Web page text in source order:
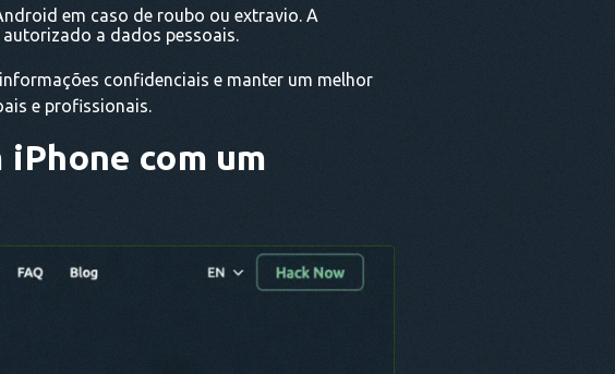
em caso de roubo ou extravio. A
a dados pessoais.
confidenciais e manter um melhor
e profissionais.
com um